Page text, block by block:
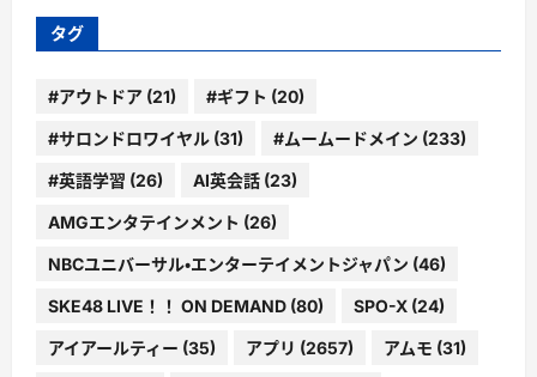
ー
タグ
#アウトドア (21) #ギフト (20)
#サロンドロワイヤル (31) #ムームードメイン (233)
#英語学習 (26) AI英会話 (23)
AMGエンタテインメント (26)
NBCユニバーサル・エンターテイメントジャパン (46)
SKE48 LIVE！！ ON DEMAND (80) SPO-X (24)
アイアールティー (35) アプリ (2657) アムモ (31)